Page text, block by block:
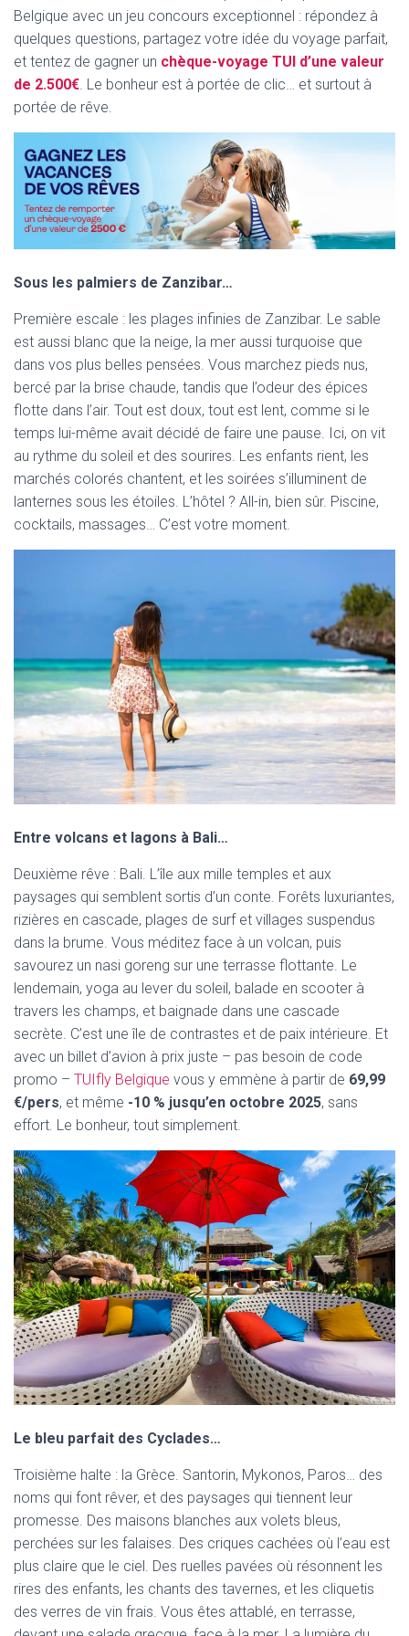
Belgique avec un jeu concours exceptionnel : répondez à
quelques questions, partagez votre idée du voyage parfait,
et tentez de gagner un chèque-voyage TUI d’une valeur
de 2.500€. Le bonheur est à portée de clic… et surtout à
portée de rêve.
Sous les palmiers de Zanzibar…
Première escale : les plages infinies de Zanzibar. Le sable
est aussi blanc que la neige, la mer aussi turquoise que
dans vos plus belles pensées. Vous marchez pieds nus,
bercé par la brise chaude, tandis que l’odeur des épices
flotte dans l’air. Tout est doux, tout est lent, comme si le
temps lui-même avait décidé de faire une pause. Ici, on vit
au rythme du soleil et des sourires. Les enfants rient, les
marchés colorés chantent, et les soirées s’illuminent de
lanternes sous les étoiles. L’hôtel ? All-in, bien sûr. Piscine,
cocktails, massages… C’est votre moment.
Entre volcans et lagons à Bali…
Deuxième rêve : Bali. L’île aux mille temples et aux
paysages qui semblent sortis d’un conte. Forêts luxuriantes,
rizières en cascade, plages de surf et villages suspendus
dans la brume. Vous méditez face à un volcan, puis
savourez un nasi goreng sur une terrasse flottante. Le
lendemain, yoga au lever du soleil, balade en scooter à
travers les champs, et baignade dans une cascade
secrète. C’est une île de contrastes et de paix intérieure. Et
avec un billet d’avion à prix juste – pas besoin de code
promo – TUIfly Belgique vous y emmène à partir de 69,99
€/pers, et même -10 % jusqu’en octobre 2025, sans
effort. Le bonheur, tout simplement.
Le bleu parfait des Cyclades…
Troisième halte : la Grèce. Santorin, Mykonos, Paros… des
noms qui font rêver, et des paysages qui tiennent leur
promesse. Des maisons blanches aux volets bleus,
perchées sur les falaises. Des criques cachées où l’eau est
plus claire que le ciel. Des ruelles pavées où résonnent les
rires des enfants, les chants des tavernes, et les cliquetis
des verres de vin frais. Vous êtes attablé, en terrasse,